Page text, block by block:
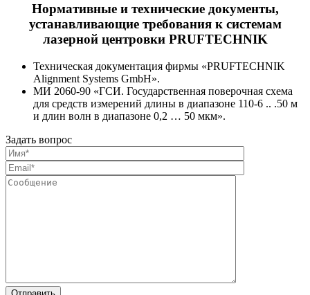
Нормативные и технические документы,
устанавливающие требования к системам
лазерной центровки PRUFTECHNIK
Техническая документация фирмы «PRUFTECHNIK
Alignment Systems GmbH».
МИ 2060-90 «ГСИ. Государственная поверочная схема
для средств измерений длины в диапазоне 110-6 .. .50 м
и длин волн в диапазоне 0,2 … 50 мкм».
Задать вопрос